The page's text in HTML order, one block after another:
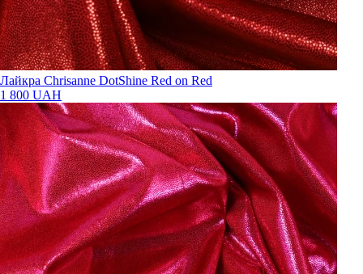
Лайкра Chrisanne DotShine Red on Red
1 800 UAH